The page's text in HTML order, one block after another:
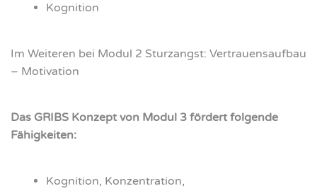
Kogni­ti­on
Im Wei­te­ren bei Modul 2 Sturz­angst: Ver­trau­ens­auf­bau
– Moti­va­ti­on
Das GRIBS Kon­zept von Modul 3 för­dert fol­gen­de
Fähig­kei­ten:
Kogni­ti­on, Kon­zen­tra­ti­on,